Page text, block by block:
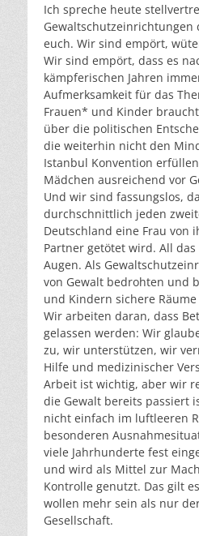
Ich spreche heute
Gewaltschutzeinrichtungen
euch. Wir sind empört,
Wir sind empört, dass es
kämpferischen Jahren
Aufmerksamkeit für das
Frauen* und Kinder
über die politischen
die weiterhin nicht den
Istanbul Konvention
Mädchen ausreichend vor
Und wir sind fassungslos,
durchschnittlich jeden
Deutschland eine Frau von
Partner getötet wird. All
Augen. Als
von Gewalt bedrohten und
und Kindern sichere
Wir arbeiten daran, dass
gelassen werden: Wir
zu, wir unterstützen, wir
Hilfe und medizinischer
Arbeit ist wichtig, aber wir
die Gewalt bereits passiert
nicht einfach im luftleeren
besonderen
viele Jahrhunderte fest
und wird als Mittel zur
Kontrolle genutzt. Das gilt
wollen mehr sein als nur
Gesellschaft.